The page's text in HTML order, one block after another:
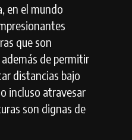
en el mundo
que son
de permitir
distancias bajo
incluso atravesar
son dignas de